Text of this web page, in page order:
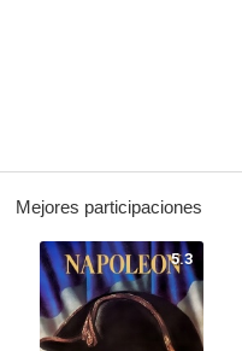
Mejores participaciones
5.3